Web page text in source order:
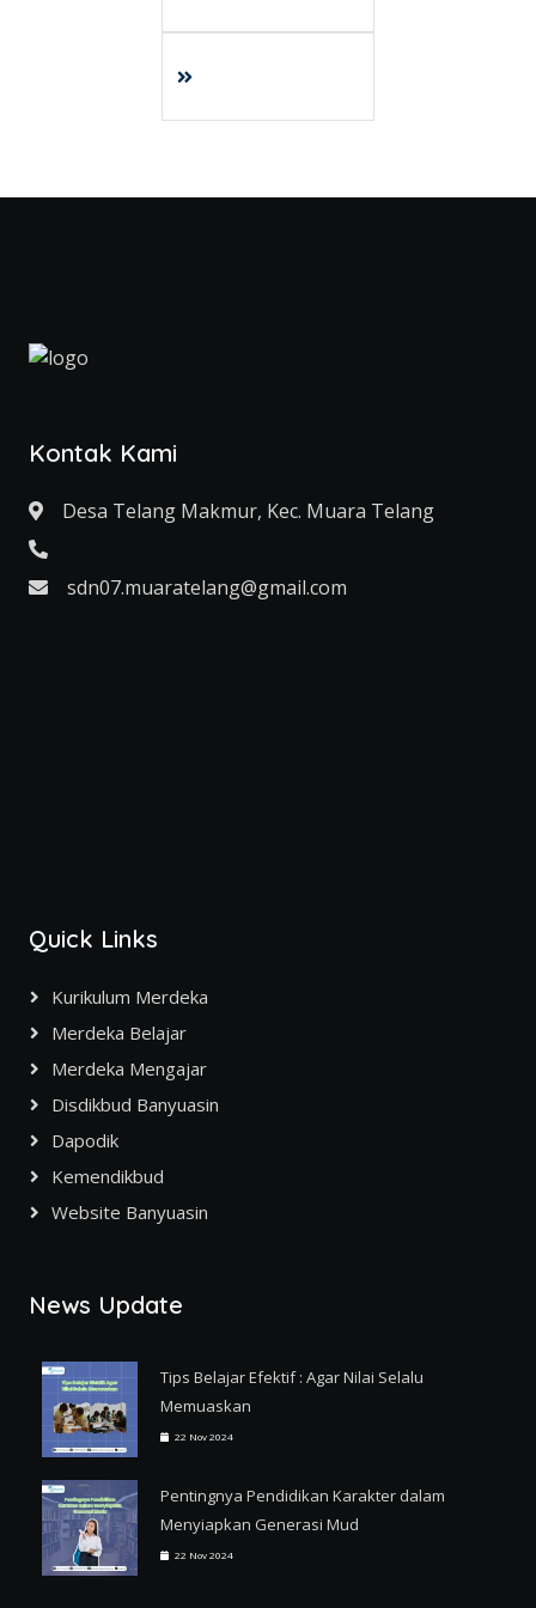
Kontak Kami
Desa Telang Makmur, Kec. Muara Telang
sdn07.muaratelang@gmail.com
Quick Links
Kurikulum Merdeka
Merdeka Belajar
Merdeka Mengajar
Disdikbud Banyuasin
Dapodik
Kemendikbud
Website Banyuasin
News Update
Tips Belajar Efektif : Agar Nilai Selalu
Memuaskan
22 Nov 2024
Pentingnya Pendidikan Karakter dalam
Menyiapkan Generasi Mud
22 Nov 2024